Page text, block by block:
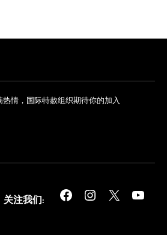
情，国际特赦组织期待你的加入
关注我们: Facebook Instagram X YouTube